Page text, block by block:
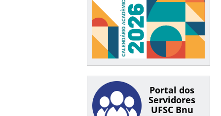
Portal dos
Servidores
UFSC Bnu